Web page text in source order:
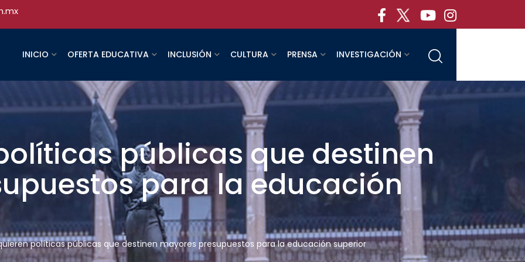
INICIO OFERTA EDUCATIVA INCLUSIÓN CULTURA PRENSA INVESTIGACIÓN
públicas que destinen
para la educación
políticas públicas que destinen mayores presupuestos para la educación superior